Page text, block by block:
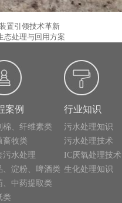
置引领技术革新
态处理与回用方案
案例
棉、纤维素类
畜牧类
污水处理
、淀粉、啤酒类
、中药提取类
类
行业知识
污水处理知识
污水处理技术
IC厌氧处理技术
生化处理知识